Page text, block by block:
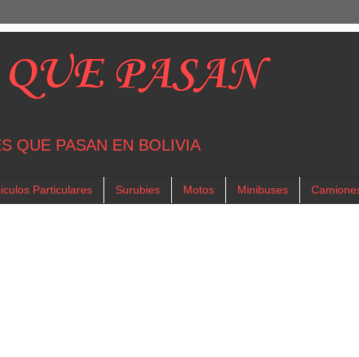
PASAN
QUE PASAN EN BOLIVIA
Particulares Surubies Motos Minibuses